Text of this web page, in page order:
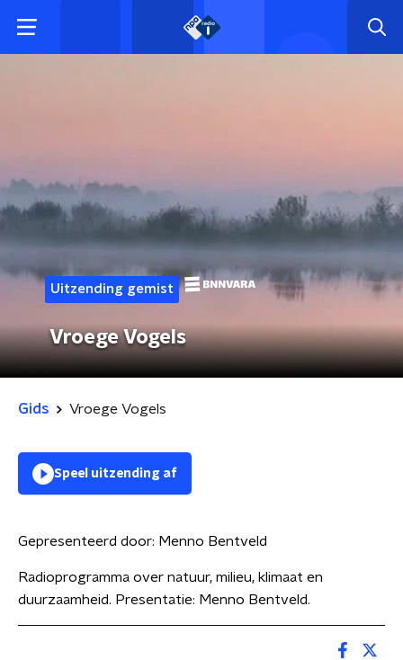
Uitzending gemist
Vroege Vogels
Gids Vroege Vogels
Speel uitzending af
Gepresenteerd door: Menno Bentveld
Radioprogramma over natuur, milieu, klimaat en
duurzaamheid. Presentatie: Menno Bentveld.